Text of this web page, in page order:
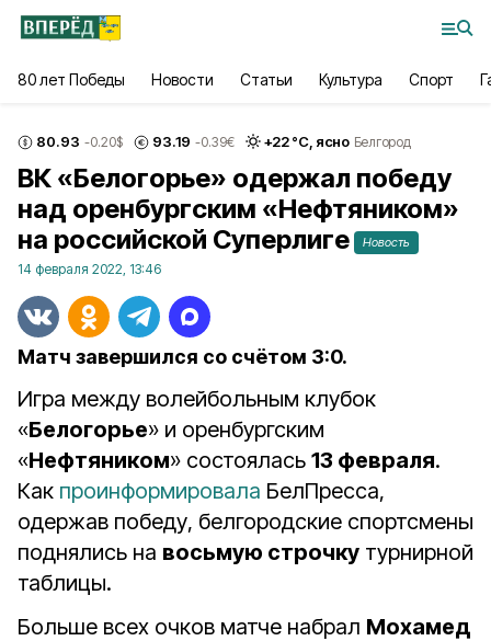
80 лет Победы Новости Статьи Культура Спорт
80.93 -0.20$ 93.19 -0.39€ +22°С, ясно Белгород
ВК «Белогорье» одержал победу
над оренбургским «Нефтяником»
на российской Суперлиге
Новость
14 февраля 2022, 13:46
Матч завершился со счётом 3:0.
Игра между волейбольным клубок
«Белогорье» и оренбургским
«Нефтяником» состоялась 13 февраля.
Как проинформировала БелПресса,
одержав победу, белгородские спортсмены
поднялись на восьмую строчку турнирной
таблицы.
Больше всех очков матче набрал Мохамед